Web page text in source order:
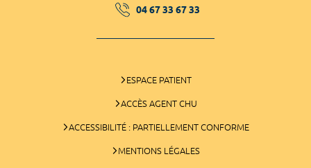
04 67 33 67 33
ESPACE PATIENT
ACCÈS AGENT CHU
ACCESSIBILITÉ : PARTIELLEMENT CONFORME
MENTIONS LÉGALES